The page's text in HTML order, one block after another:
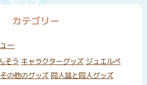
カテゴリー
ー
そう キャラクターグッズ ジュエルペ
その他のグッズ 同人誌と同人グッズ